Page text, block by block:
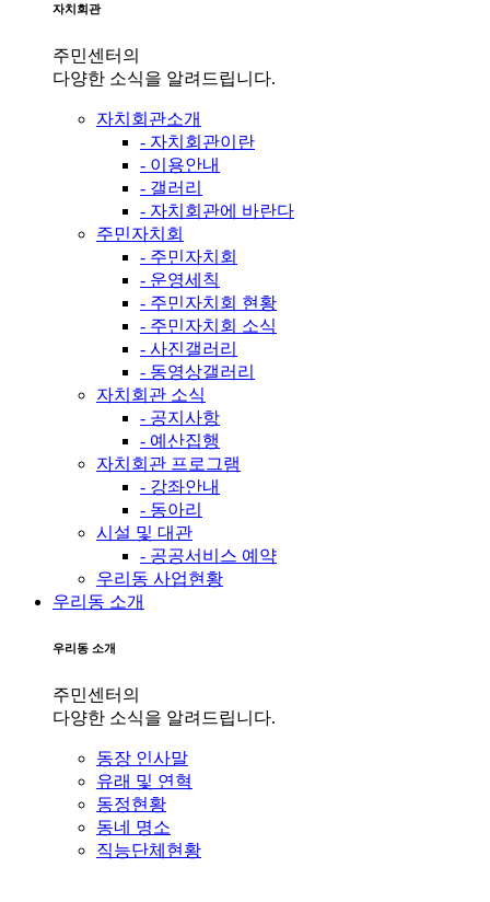
자치회관
주민센터의
다양한 소식을 알려드립니다.
자치회관소개
- 자치회관이란
- 이용안내
- 갤러리
- 자치회관에 바란다
주민자치회
- 주민자치회
- 운영세칙
- 주민자치회 현황
- 주민자치회 소식
- 사진갤러리
- 동영상갤러리
자치회관 소식
- 공지사항
- 예산집행
자치회관 프로그램
- 강좌안내
- 동아리
시설 및 대관
- 공공서비스 예약
우리동 사업현황
우리동 소개
우리동 소개
주민센터의
다양한 소식을 알려드립니다.
동장 인사말
유래 및 연혁
동정현황
동네 명소
직능단체현황